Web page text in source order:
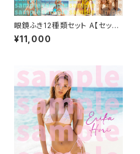
眼鏡ふき12種類セット A【セット
割引】
¥11,000